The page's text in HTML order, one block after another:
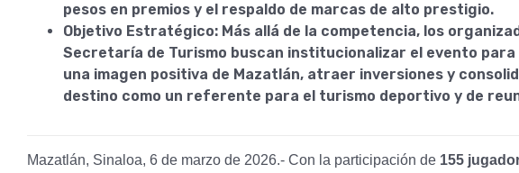
pesos en premios y el respaldo de marcas de alto prestigio.
Objetivo Estratégico: Más allá de la competencia, los
Secretaría de Turismo buscan institucionalizar el evento
una imagen positiva de Mazatlán, atraer inversiones y
destino como un referente para el turismo deportivo y de
Mazatlán, Sinaloa, 6 de marzo de 2026.- Con la participación de 155